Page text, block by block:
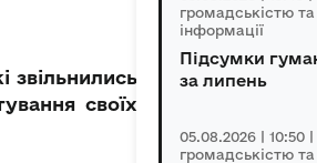
звільнились
своїх
громадськістю
інформації
Підсумки
за липень
05.08.2026 | 10:50 |
громадськістю